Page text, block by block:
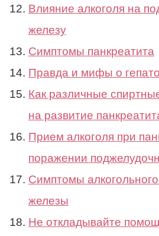
Влияние алкоголя на
железу
Симптомы панкреатита
Правда и мифы о
Как различные
на развитие
Прием алкоголя при
поражении
Симптомы
железы
Не откладывайте